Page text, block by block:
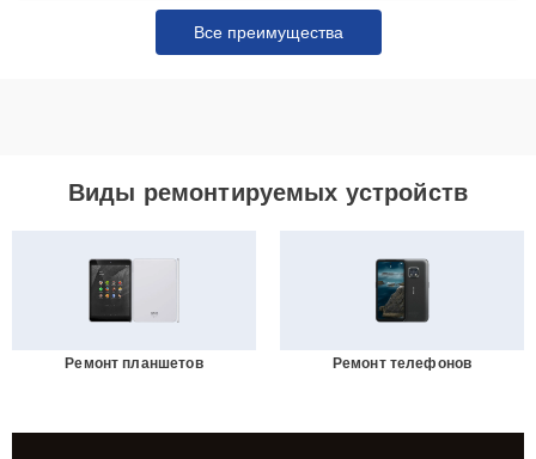
Все преимущества
Виды ремонтируемых устройств
Ремонт планшетов Ремонт телефонов